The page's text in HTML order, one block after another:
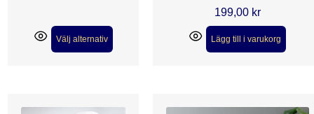
Välj alternativ
199,00 kr
Lägg till i varukorg